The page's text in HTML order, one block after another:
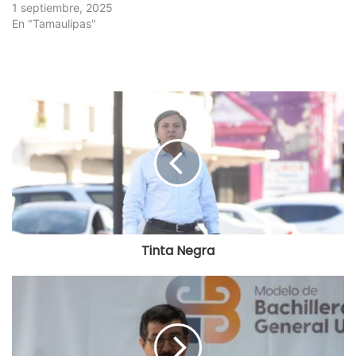
1 septiembre, 2025
En "Tamaulipas"
Tinta Negra